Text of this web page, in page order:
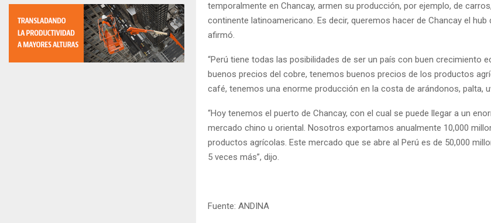
temporalmente en Chancay, armen su producción, por ejemplo, de
continente latinoamericano. Es decir, queremos hacer de Chancay el hub
afirmó.
“Perú tiene todas las posibilidades de ser un país con buen crecimiento
buenos precios del cobre, tenemos buenos precios de los productos
café, tenemos una enorme producción en la costa de arándonos, palta,
“Hoy tenemos el puerto de Chancay, con el cual se puede llegar a un
mercado chino u oriental. Nosotros exportamos anualmente 10,000
productos agrícolas. Este mercado que se abre al Perú es de 50,000
5 veces más”, dijo.
Fuente: ANDINA